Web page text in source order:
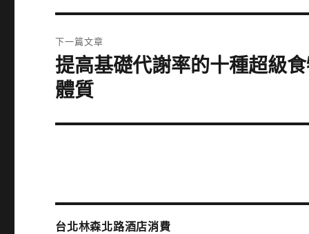
文
下一篇文章
下
一
篇
文
提高基礎代謝率的十種超級
體質
台北林森北路酒店消費